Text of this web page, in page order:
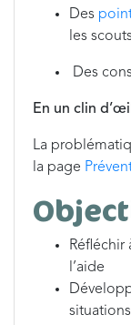
Des
les
Des
En un clin d’œil
La
la page
Réfléchir
l’aide